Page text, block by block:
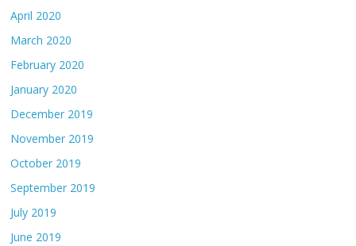
April 2020
March 2020
February 2020
January 2020
December 2019
November 2019
October 2019
September 2019
July 2019
June 2019